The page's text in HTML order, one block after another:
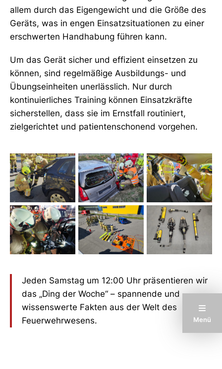
Menü
allem durch das Eigengewicht und die Größe des
Geräts, was in engen Einsatzsituationen zu einer
erschwerten Handhabung führen kann.
Um das Gerät sicher und effizient einsetzen zu
können, sind regelmäßige Ausbildungs- und
Übungseinheiten unerlässlich. Nur durch
kontinuierliches Training können Einsatzkräfte
sicherstellen, dass sie im Ernstfall routiniert,
zielgerichtet und patientenschonend vorgehen.
Jeden Samstag um 12:00 Uhr präsentieren wir
das „Ding der Woche“ – spannende und
wissenswerte Fakten aus der Welt des
Feuerwehrwesens.